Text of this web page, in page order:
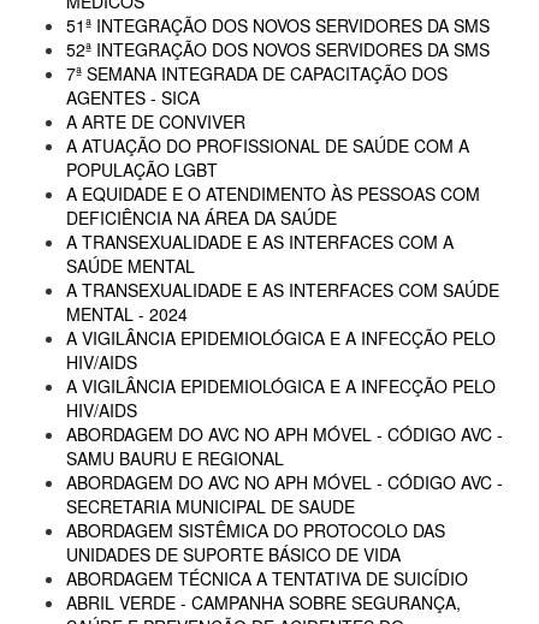
51ª INTEGRAÇÃO DOS NOVOS SERVIDORES DA SMS
52ª INTEGRAÇÃO DOS NOVOS SERVIDORES DA SMS
7ª SEMANA INTEGRADA DE CAPACITAÇÃO DOS
AGENTES - SICA
A ARTE DE CONVIVER
A ATUAÇÃO DO PROFISSIONAL DE SAÚDE COM A
POPULAÇÃO LGBT
A EQUIDADE E O ATENDIMENTO ÀS PESSOAS COM
DEFICIÊNCIA NA ÁREA DA SAÚDE
A TRANSEXUALIDADE E AS INTERFACES COM A
SAÚDE MENTAL
A TRANSEXUALIDADE E AS INTERFACES COM SAÚDE
MENTAL - 2024
A VIGILÂNCIA EPIDEMIOLÓGICA E A INFECÇÃO PELO
HIV/AIDS
A VIGILÂNCIA EPIDEMIOLÓGICA E A INFECÇÃO PELO
HIV/AIDS
ABORDAGEM DO AVC NO APH MÓVEL - CÓDIGO AVC -
SAMU BAURU E REGIONAL
ABORDAGEM DO AVC NO APH MÓVEL - CÓDIGO AVC -
SECRETARIA MUNICIPAL DE SAUDE
ABORDAGEM SISTÊMICA DO PROTOCOLO DAS
UNIDADES DE SUPORTE BÁSICO DE VIDA
ABORDAGEM TÉCNICA A TENTATIVA DE SUICÍDIO
ABRIL VERDE - CAMPANHA SOBRE SEGURANÇA,